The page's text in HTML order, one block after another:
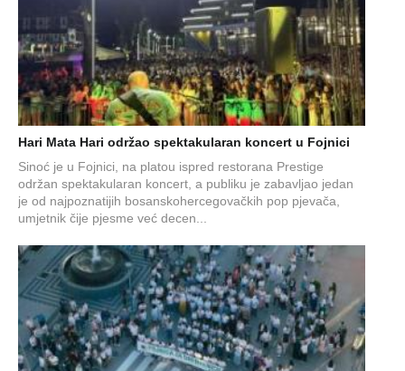
Hari Mata Hari održao spektakularan koncert u Fojnici
Sinoć je u Fojnici, na platou ispred restorana Prestige
održan spektakularan koncert, a publiku je zabavljao jedan
je od najpoznatijih bosanskohercegovačkih pop pjevača,
umjetnik čije pjesme već decen...